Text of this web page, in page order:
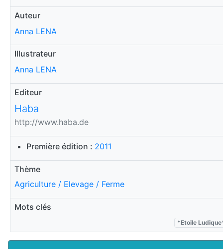
Auteur
Anna LENA
Illustrateur
Anna LENA
Editeur
Haba
http://www.haba.de
Première édition : 2011
Thème
Agriculture / Elevage / Ferme
Mots clés
*Etoile